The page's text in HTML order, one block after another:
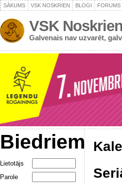
SĀKUMS VSK NOSKRIEN BLOGI FORUMS
VSK Noskrien
Galvenais nav uzvarēt,
Biedriem
Lietotājs
Parole